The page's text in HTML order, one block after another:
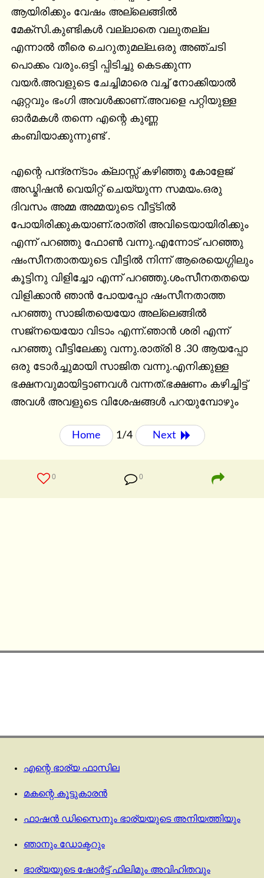
ആയിരിക്കും വേഷം അല്ലെങ്ങില്‍
മേക്സി.കുണ്ടികള്‍ വല്ലാതെ വലുതല്ല
എന്നാല്‍ തീരെ ചെറുതുമല്ല.ഒരു അഞ്ചടി
പൊക്കം വരും.ഒട്ടി പ്പിടിച്ചു കെടക്കുന്ന
വയര്‍.അവളുടെ ചേച്ചിമാരെ വച്ച് നോക്കിയാല്‍
ഏറ്റവും ഭംഗി അവള്‍ക്കാണ്.അവളെ പറ്റിയുള്ള
ഓര്‍മകള്‍ തന്നെ എന്റെ കുണ്ണ
കംബിയാക്കുന്നുണ്ട് .
എന്റെ പന്ദ്രന്ടാം ക്ലാസ്സ്‌ കഴിഞ്ഞു കോളേജ്
അഡ്മിഷന്‍ വെയിറ്റ് ചെയ്യുന്ന സമയം.ഒരു
ദിവസം അമ്മ അമ്മയുടെ വീട്ട്ടില്‍
പോയിരിക്കുകയാണ്.രാത്രി അവിടെയായിരിക്കും
എന്ന് പറഞ്ഞു ഫോണ്‍ വന്നു.എന്നോട് പറഞ്ഞു
ഷംസീനതാതയുടെ വീട്ടില്‍ നിന്ന് ആരെയെഗ്ഗിലും
കൂട്ടിനു വിളിച്ചോ എന്ന് പറഞ്ഞു.ശംസീനതതയെ
വിളിക്കാന്‍ ഞാന്‍ പോയപ്പോ ഷംസീനതാത്ത
പറഞ്ഞു സാജിതയെയോ അല്ലെങ്ങില്‍
സജ്നയെയോ വിടാം എന്ന്.ഞാന്‍ ശരി എന്ന്
പറഞ്ഞു വീട്ടിലേക്കു വന്നു.രാത്രി 8 .30 ആയപ്പോ
ഒരു ടോര്‍ച്ചുമായി സാജിത വന്നു.എനിക്കുള്ള
ഭക്ഷനവുമായിട്ടാണവള്‍ വന്നത്.ഭക്ഷണം കഴിച്ചിട്ട്
അവള്‍ അവളുടെ വിശേഷങ്ങള്‍ പറയുമ്പോഴും
Home 1/4 Next
0 0
എന്റെ ഭാര്യ ഫാസില
മകന്റെ കൂട്ടുകാരൻ
ഫാഷൻ ഡിസൈനും ഭാര്യയുടെ അനിയത്തിയും
ഞാനും ഡോക്ടറും
ഭാര്യയുടെ ഷോർട്ട് ഫിലിമും അവിഹിതവും